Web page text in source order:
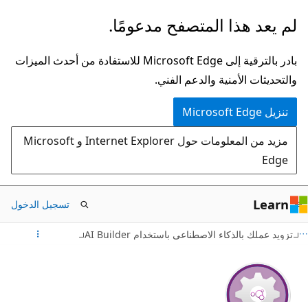
تخطي
إلى
المحتوى
الرئيسي
لم يعد هذا المتصفح مدعومًا.
بادر بالترقية إلى Microsoft Edge للاستفادة من أحدث الميزات
والتحديثات الأمنية والدعم الفني.
تنزيل Microsoft Edge
مزيد من المعلومات حول Internet Explorer و Microsoft
Edge
Learn تسجيل الدخول
تزويد عملك بالذكاء الاصطناعي باستخدام AI Builder